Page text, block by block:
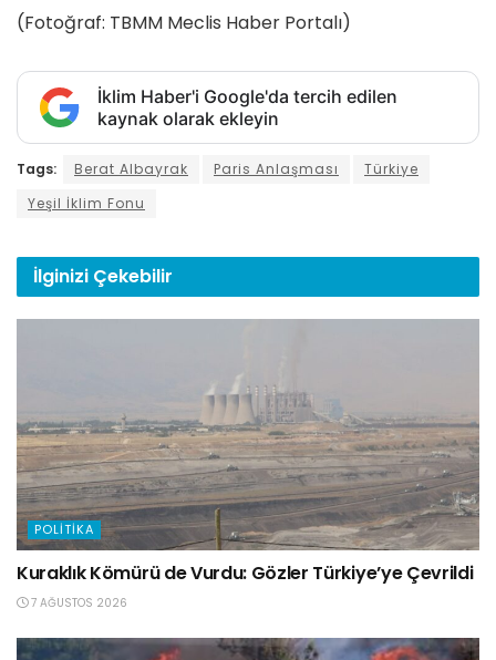
(Fotoğraf: TBMM Meclis Haber Portalı)
İklim Haber'i Google'da tercih edilen
kaynak olarak ekleyin
Tags: Berat Albayrak Paris Anlaşması
Türkiye
Yeşil İklim Fonu
İlginizi Çekebilir
POLITIKA
Kuraklık Kömürü de Vurdu: Gözler Türkiye’ye Çevrildi
7 AĞUSTOS 2026